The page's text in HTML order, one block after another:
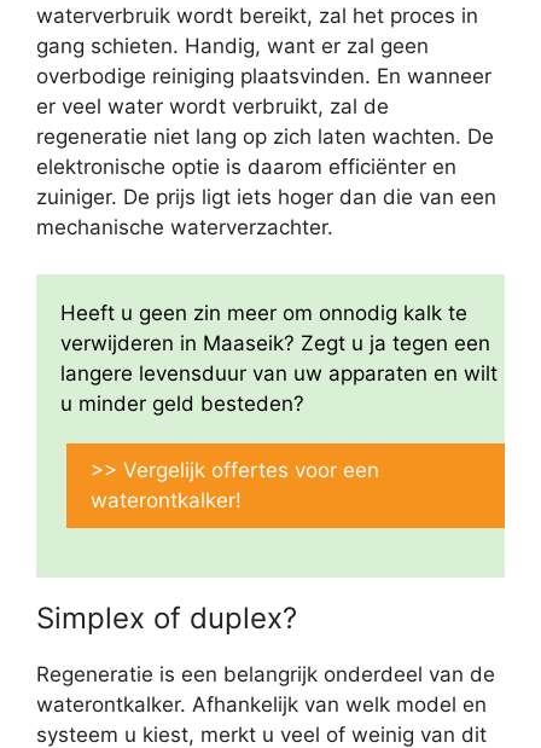
waterverbruik wordt bereikt, zal het proces in
gang schieten. Handig, want er zal geen
overbodige reiniging plaatsvinden. En wanneer
er veel water wordt verbruikt, zal de
regeneratie niet lang op zich laten wachten. De
elektronische optie is daarom efficiënter en
zuiniger. De prijs ligt iets hoger dan die van een
mechanische waterverzachter.
Heeft u geen zin meer om onnodig kalk te
verwijderen in Maaseik? Zegt u ja tegen een
langere levensduur van uw apparaten en wilt
u minder geld besteden?
>> Vergelijk offertes voor een
waterontkalker!
Simplex of duplex?
Regeneratie is een belangrijk onderdeel van de
waterontkalker. Afhankelijk van welk model en
systeem u kiest, merkt u veel of weinig van dit